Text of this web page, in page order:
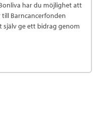
har du möjlighet att
Barncancerfonden
ge ett bidrag genom